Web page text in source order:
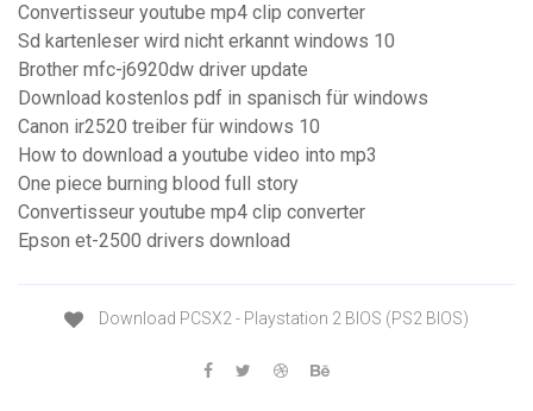
Convertisseur youtube mp4 clip converter
Sd kartenleser wird nicht erkannt windows 10
Brother mfc-j6920dw driver update
Download kostenlos pdf in spanisch für windows
Canon ir2520 treiber für windows 10
How to download a youtube video into mp3
One piece burning blood full story
Convertisseur youtube mp4 clip converter
Epson et-2500 drivers download
Download PCSX2 - Playstation 2 BIOS (PS2 BIOS)